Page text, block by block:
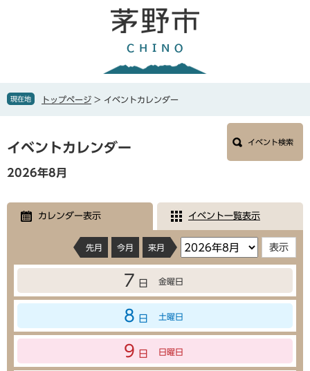
で
ば
文
へ
現在地 トップページ > イベントカレンダー
文
イベントカレンダー イベント検索
2026年8月
カレンダー表示 イベント一覧表示
先月 今月 来月
7 日 金曜日
8 日 土曜日
9 日 日曜日